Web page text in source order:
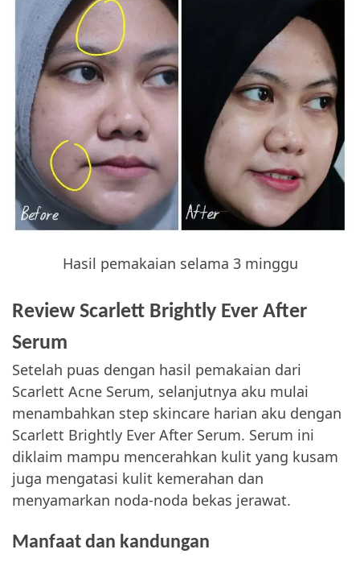
Hasil pemakaian selama 3 minggu
Review Scarlett Brightly Ever After
Serum
Setelah puas dengan hasil pemakaian dari
Scarlett Acne Serum, selanjutnya aku mulai
menambahkan step skincare harian aku dengan
Scarlett Brightly Ever After Serum. Serum ini
diklaim mampu mencerahkan kulit yang kusam
juga mengatasi kulit kemerahan dan
menyamarkan noda-noda bekas jerawat.
Manfaat dan kandungan